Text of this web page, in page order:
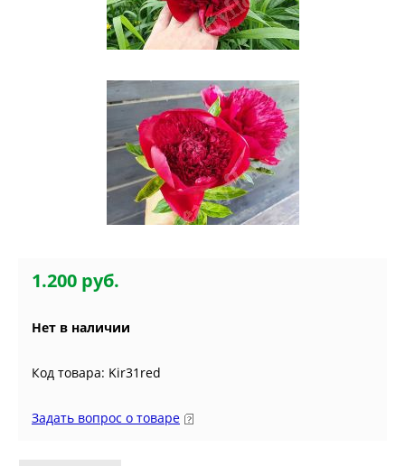
1.200 руб.
Нет в наличии
Код товара: Kir31red
Задать вопрос о товаре